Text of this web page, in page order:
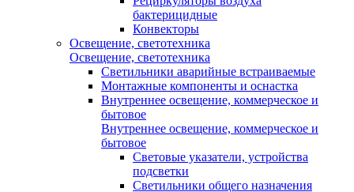
бактерицидные
Конвекторы
Освещение, светотехника
Освещение, светотехника
Светильники аварийные встраиваемые
Монтажные компоненты и оснастка
Внутреннее освещение, коммерческое и
бытовое
Внутреннее освещение, коммерческое и
бытовое
Световые указатели, устройства
подсветки
Светильники общего назначения